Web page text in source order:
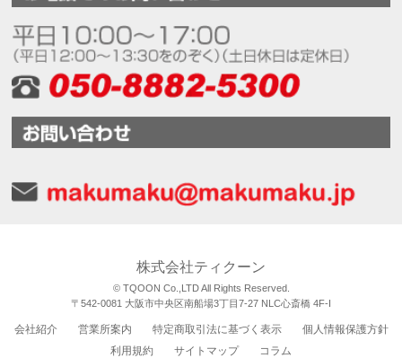
株式会社ティクーン
© TQOON Co.,LTD All Rights Reserved.
〒542-0081 大阪市中央区南船場3丁目7-27 NLC心斎橋 4F-I
会社紹介 営業所案内 特定商取引法に基づく表示
個人情報保護方針
利用規約
サイトマップ コラム